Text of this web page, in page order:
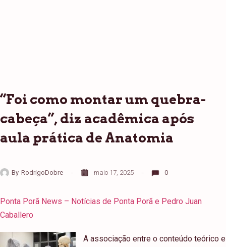
“Foi como montar um quebra-
cabeça”, diz acadêmica após
aula prática de Anatomia
By RodrigoDobre maio 17, 2025 0
Ponta Porã News – Notícias de Ponta Porã e Pedro Juan
Caballero
A associação entre o conteúdo teórico e